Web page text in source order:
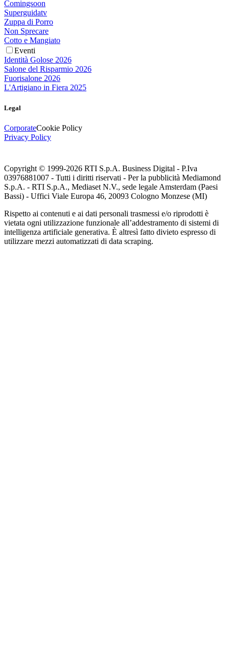
Comingsoon
Superguidatv
Zuppa di Porro
Non Sprecare
Cotto e Mangiato
Eventi
Identità Golose 2026
Salone del Risparmio 2026
Fuorisalone 2026
L'Artigiano in Fiera 2025
Legal
CorporateCookie Policy
Privacy Policy
Copyright © 1999-2026 RTI S.p.A. Business Digital - P.Iva
03976881007 - Tutti i diritti riservati - Per la pubblicità Mediamond
S.p.A. - RTI S.p.A., Mediaset N.V., sede legale Amsterdam (Paesi
Bassi) - Uffici Viale Europa 46, 20093 Cologno Monzese (MI)
Rispetto ai contenuti e ai dati personali trasmessi e/o riprodotti è
vietata ogni utilizzazione funzionale all’addestramento di sistemi di
intelligenza artificiale generativa. È altresì fatto divieto espresso di
utilizzare mezzi automatizzati di data scraping.